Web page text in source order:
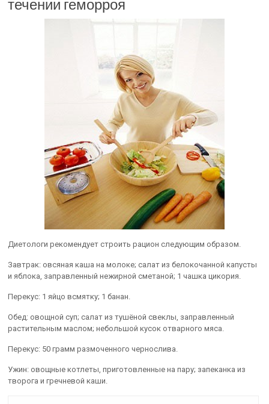
течении геморроя
Диетологи рекомендует строить рацион следующим образом.
Завтрак: овсяная каша на молоке; салат из белокочанной капусты
и яблока, заправленный нежирной сметаной; 1 чашка цикория.
Перекус: 1 яйцо всмятку; 1 банан.
Обед: овощной суп; салат из тушёной свеклы, заправленный
растительным маслом; небольшой кусок отварного мяса.
Перекус: 50 грамм размоченного чернослива.
Ужин: овощные котлеты, приготовленные на пару; запеканка из
творога и гречневой каши.